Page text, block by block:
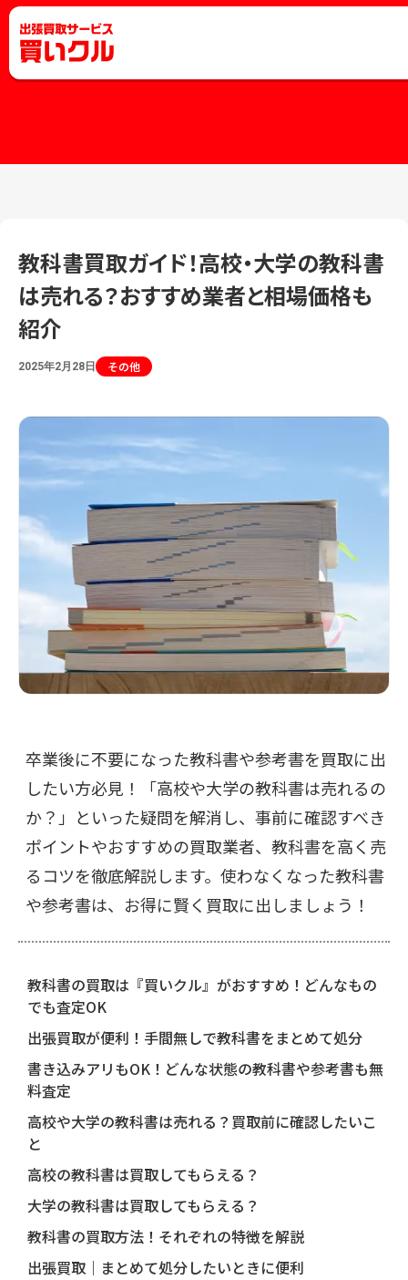
教科書買取ガイド！高校・大学の教科書
は売れる？おすすめ業者と相場価格も
紹介
2025年2月28日 その他
卒業後に不要になった教科書や参考書を買取に出
したい方必見！「高校や大学の教科書は売れるの
か？」といった疑問を解消し、事前に確認すべき
ポイントやおすすめの買取業者、教科書を高く売
るコツを徹底解説します。使わなくなった教科書
や参考書は、お得に賢く買取に出しましょう！
教科書の買取は『買いクル』がおすすめ！どんなもの
でも査定OK
出張買取が便利！手間無しで教科書をまとめて処分
書き込みアリもOK！どんな状態の教科書や参考書も無
料査定
高校や大学の教科書は売れる？買取前に確認したいこ
と
高校の教科書は買取してもらえる？
大学の教科書は買取してもらえる？
教科書の買取方法！それぞれの特徴を解説
出張買取｜まとめて処分したいときに便利